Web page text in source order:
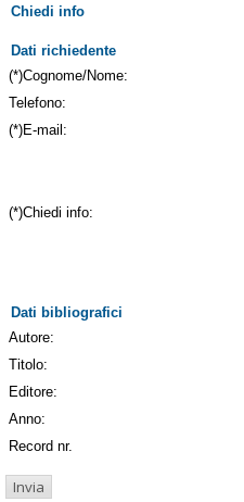
Chiedi info
Dati richiedente
(*)Cognome/Nome:
Telefono:
(*)E-mail:
(*)Chiedi info:
Dati bibliografici
Autore:
Titolo:
Editore:
Anno:
Record nr.